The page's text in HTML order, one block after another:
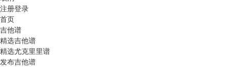
注册登录
首页
吉他谱
精选吉他谱
精选尤克里里谱
发布吉他谱